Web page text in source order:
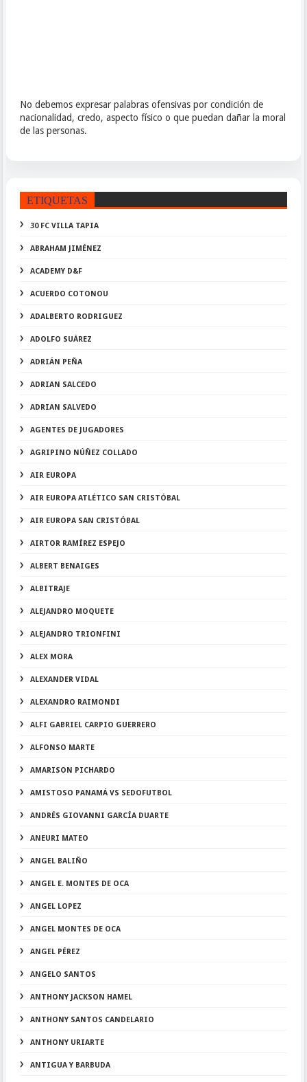
No debemos expresar palabras ofensivas por condición de
nacionalidad, credo, aspecto físico o que puedan dañar la moral
de las personas.
ETIQUETAS
30 FC VILLA TAPIA
ABRAHAM JIMÉNEZ
ACADEMY D&F
ACUERDO COTONOU
ADALBERTO RODRIGUEZ
ADOLFO SUÁREZ
ADRIÁN PEÑA
ADRIAN SALCEDO
ADRIAN SALVEDO
AGENTES DE JUGADORES
AGRIPINO NÚÑEZ COLLADO
AIR EUROPA
AIR EUROPA ATLÉTICO SAN CRISTÓBAL
AIR EUROPA SAN CRISTÓBAL
AIRTOR RAMÍREZ ESPEJO
ALBERT BENAIGES
ALBITRAJE
ALEJANDRO MOQUETE
ALEJANDRO TRIONFINI
ALEX MORA
ALEXANDER VIDAL
ALEXANDRO RAIMONDI
ALFI GABRIEL CARPIO GUERRERO
ALFONSO MARTE
AMARISON PICHARDO
AMISTOSO PANAMÁ VS SEDOFUTBOL
ANDRÉS GIOVANNI GARCÍA DUARTE
ANEURI MATEO
ANGEL BALIÑO
ANGEL E. MONTES DE OCA
ANGEL LOPEZ
ANGEL MONTES DE OCA
ANGEL PÉREZ
ANGELO SANTOS
ANTHONY JACKSON HAMEL
ANTHONY SANTOS CANDELARIO
ANTHONY URIARTE
ANTIGUA Y BARBUDA